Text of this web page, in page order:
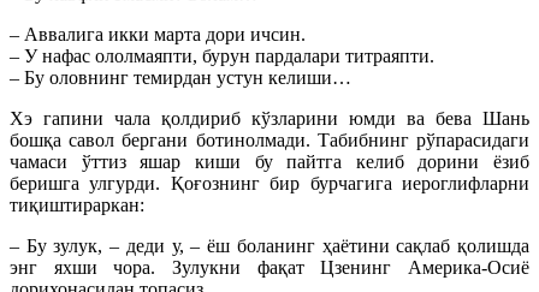
– Аввалига икки марта дори ичсин.
– У нафас ололмаяпти, бурун пардалари титраяпти.
– Бу оловнинг темирдан устун келиши…
Хэ гапини чала қолдириб кўзларини юмди ва бева Шань
бошқа савол бергани ботинолмади. Табибнинг рўпарасидаги
чамаси ўттиз яшар киши бу пайтга келиб дорини ёзиб
беришга улгурди. Қоғознинг бир бурчагига иероглифларни
тиқиштираркан:
– Бу зулук, – деди у, – ёш боланинг ҳаётини сақлаб қолишда
энг яхши чора. Зулукни фақат Цзенинг Америка-Осиё